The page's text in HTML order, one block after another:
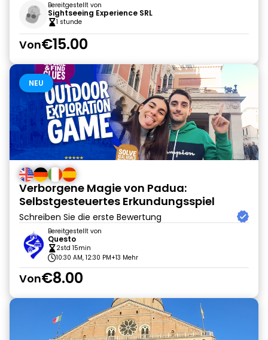
Bereitgestellt von
Sightseeing Experience SRL
1 stunde
Von€15.00
NEU
Verborgene Magie von Padua:
Selbstgesteuertes Erkundungsspiel
Schreiben Sie die erste Bewertung
Bereitgestellt von
Questo
2std 15min
10:30 AM, 12:30 PM+13 Mehr
Von€8.00